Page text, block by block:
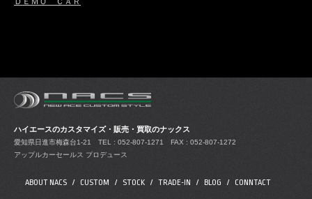
ハイエースのカスタマイズ・販売・買取のナックス
愛知県日進市梅森台1-21 TEL : 052-807-1271 FAX : 052-807-1272
アップルカーセールス プロデュース
ABOUT NACS CUSTOM STOCK TRADE-IN BLOG CONNTACT